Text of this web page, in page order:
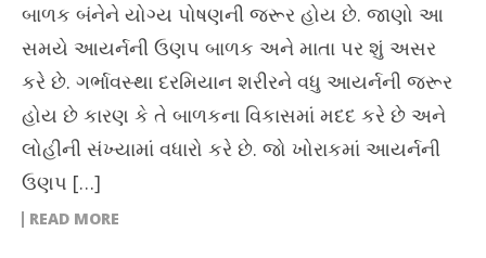
બાળક બંનેને યોગ્ય પોષણની જરૂર હોય છે. જાણો આ
સમયે આયર્નની ઉણપ બાળક અને માતા પર શું અસર
કરે છે. ગર્ભાવસ્થા દરમિયાન શરીરને વધુ આયર્નની જરૂર
હોય છે કારણ કે તે બાળકના વિકાસમાં મદદ કરે છે અને
લોહીની સંખ્યામાં વધારો કરે છે. જો ખોરાકમાં આયર્નની
ઉણપ […]
READ MORE